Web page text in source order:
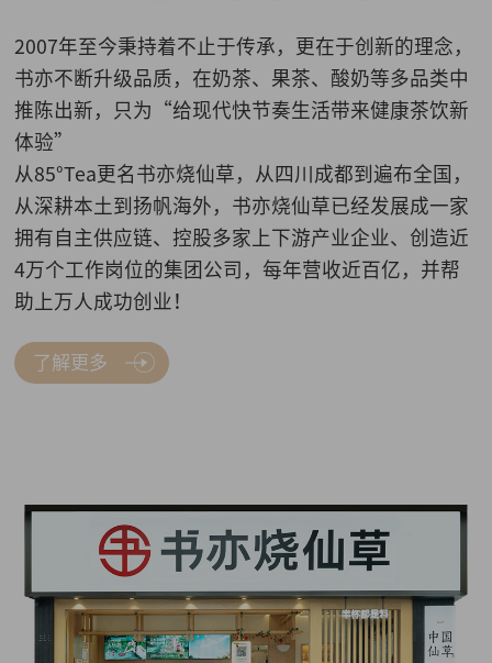
2007年至今秉持着不止于传承，更在于创新的理念，
书亦不断升级品质，在奶茶、果茶、酸奶等多品类中
推陈出新，只为“给现代快节奏生活带来健康茶饮新
体验”
从85°Tea更名书亦烧仙草，从四川成都到遍布全国，
从深耕本土到扬帆海外，书亦烧仙草已经发展成一家
拥有自主供应链、控股多家上下游产业企业、创造近
4万个工作岗位的集团公司，每年营收近百亿，并帮
助上万人成功创业！
了解更多